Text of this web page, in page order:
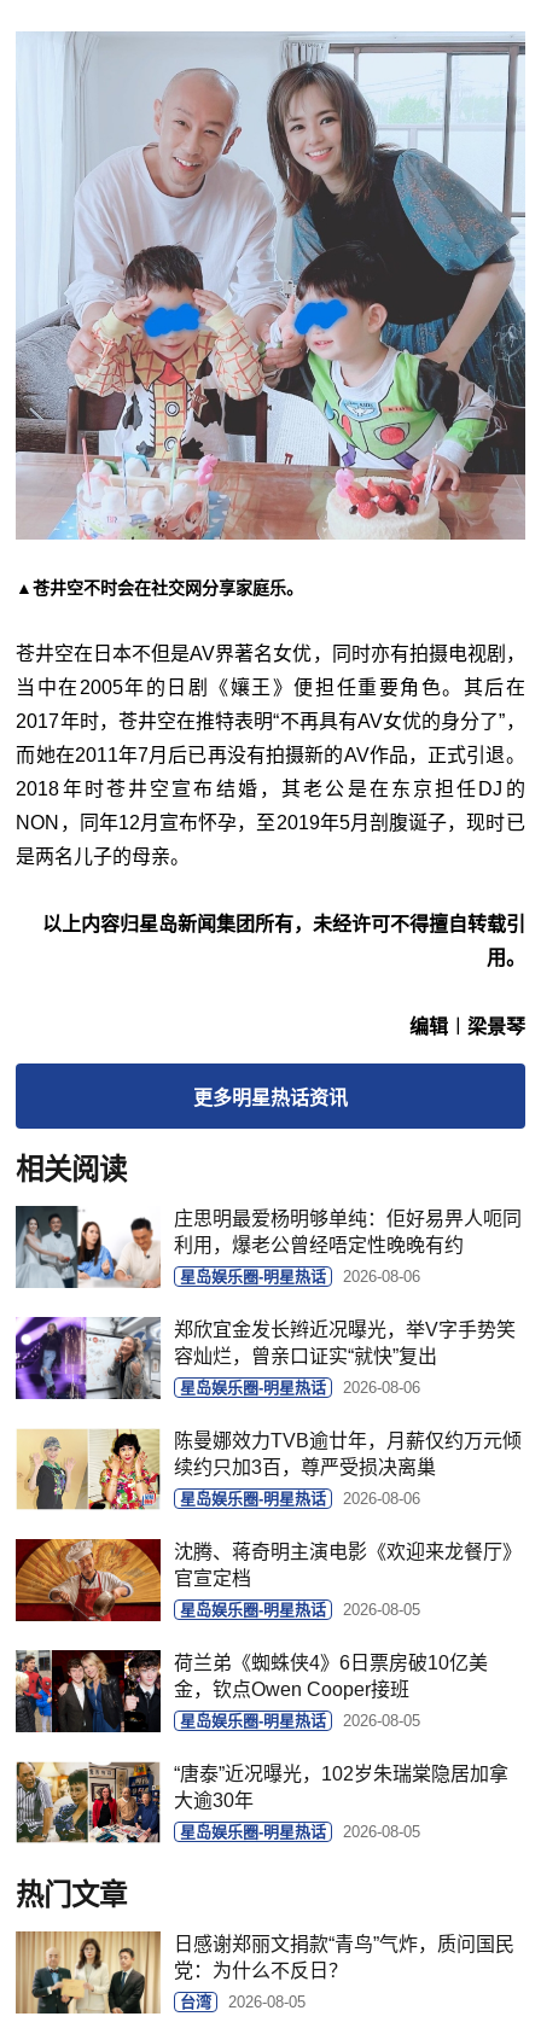
▲苍井空不时会在社交网分享家庭乐。
苍井空在日本不但是AV界著名女优，同时亦有拍摄电视剧，
当中在2005年的日剧《孃王》便担任重要角色。其后在
2017年时，苍井空在推特表明“不再具有AV女优的身分了”，
而她在2011年7月后已再没有拍摄新的AV作品，正式引退。
2018年时苍井空宣布结婚，其老公是在东京担任DJ的
NON，同年12月宣布怀孕，至2019年5月剖腹诞子，现时已
是两名儿子的母亲。
以上内容归星岛新闻集团所有，未经许可不得擅自转载引
用。
编辑︱梁景琴
更多明星热话资讯
相关阅读
庄思明最爱杨明够单纯：佢好易畀人呃同
利用，爆老公曾经唔定性晚晚有约
星岛娱乐圈-明星热话 2026-08-06
郑欣宜金发长辫近况曝光，举V字手势笑
容灿烂，曾亲口证实“就快”复出
星岛娱乐圈-明星热话 2026-08-06
陈曼娜效力TVB逾廿年，月薪仅约万元倾
续约只加3百，尊严受损决离巢
星岛娱乐圈-明星热话 2026-08-06
沈腾、蒋奇明主演电影《欢迎来龙餐厅》
官宣定档
星岛娱乐圈-明星热话 2026-08-05
荷兰弟《蜘蛛侠4》6日票房破10亿美
金，钦点Owen Cooper接班
星岛娱乐圈-明星热话 2026-08-05
“唐泰”近况曝光，102岁朱瑞棠隐居加拿
大逾30年
星岛娱乐圈-明星热话 2026-08-05
热门文章
日感谢郑丽文捐款“青鸟”气炸，质问国民
党：为什么不反日？
台湾 2026-08-05